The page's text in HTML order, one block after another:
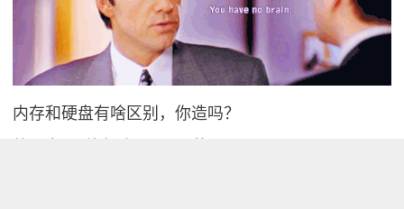
内存和硬盘有啥区别，你造吗？